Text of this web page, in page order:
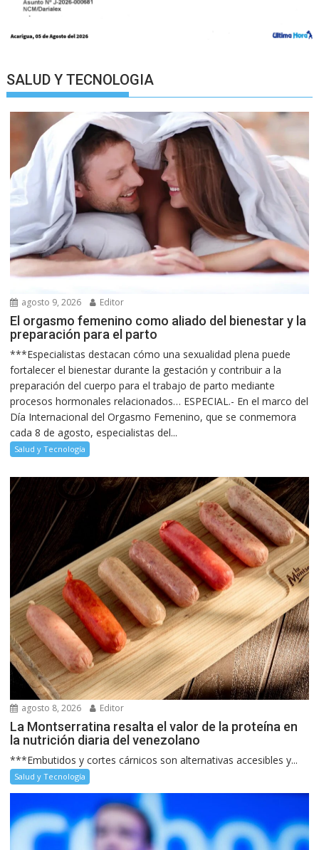
SALUD Y TECNOLOGIA
agosto 9, 2026 Editor
El orgasmo femenino como aliado del bienestar y la
preparación para el parto
***Especialistas destacan cómo una sexualidad plena puede
fortalecer el bienestar durante la gestación y contribuir a la
preparación del cuerpo para el trabajo de parto mediante
procesos hormonales relacionados… ESPECIAL.- En el marco del
Día Internacional del Orgasmo Femenino, que se conmemora
cada 8 de agosto, especialistas del...
Salud y Tecnología
agosto 8, 2026 Editor
La Montserratina resalta el valor de la proteína en
la nutrición diaria del venezolano
***Embutidos y cortes cárnicos son alternativas accesibles y...
Salud y Tecnología